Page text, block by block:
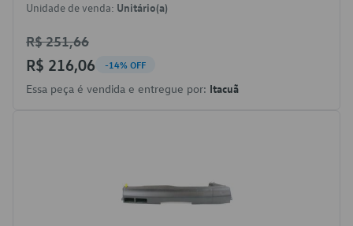
Unidade de venda: Unitário(a)
R$ 251,66
R$ 216,06 -14% OFF
Essa peça é vendida e entregue por: Itacuã